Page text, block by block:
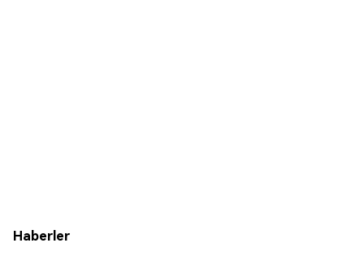
Haberler